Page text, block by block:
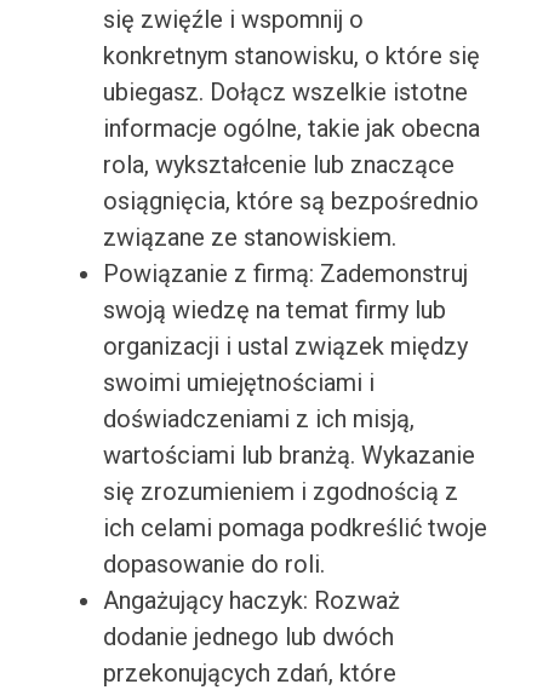
się zwięźle i wspomnij o
konkretnym stanowisku, o które się
ubiegasz. Dołącz wszelkie istotne
informacje ogólne, takie jak obecna
rola, wykształcenie lub znaczące
osiągnięcia, które są bezpośrednio
związane ze stanowiskiem.
Powiązanie z firmą: Zademonstruj
swoją wiedzę na temat firmy lub
organizacji i ustal związek między
swoimi umiejętnościami i
doświadczeniami z ich misją,
wartościami lub branżą. Wykazanie
się zrozumieniem i zgodnością z
ich celami pomaga podkreślić twoje
dopasowanie do roli.
Angażujący haczyk: Rozważ
dodanie jednego lub dwóch
przekonujących zdań, które